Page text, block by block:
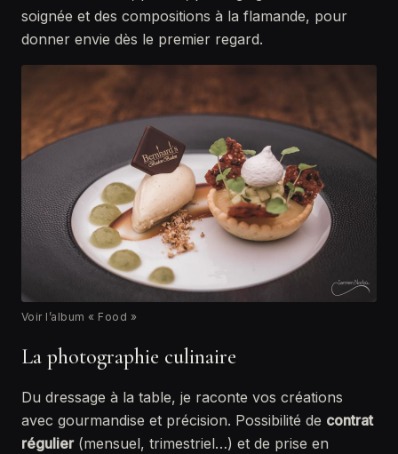
soignée et des compositions à la flamande, pour
donner envie dès le premier regard.
Voir l’album « Food »
La photographie culinaire
Du dressage à la table, je raconte vos créations
avec gourmandise et précision. Possibilité de contrat
régulier(mensuel, trimestriel…) et de prise en